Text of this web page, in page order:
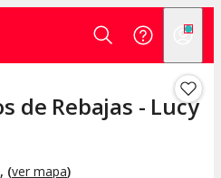
de Rebajas - Lucy
, (ver mapa)